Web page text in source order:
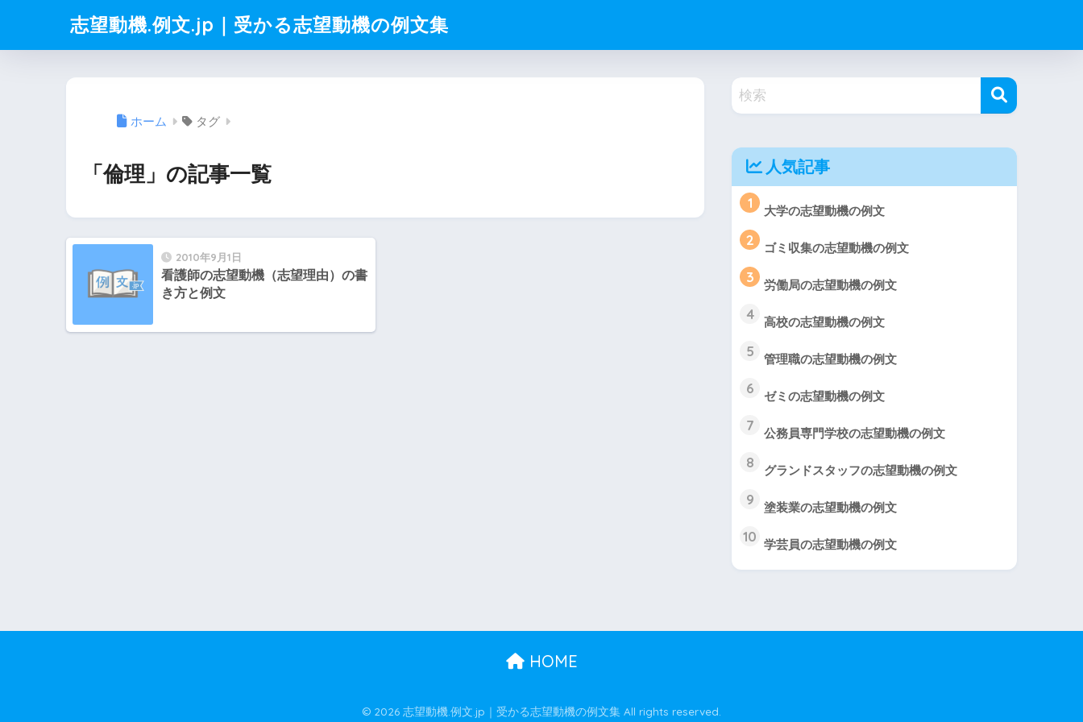
志望動機.例文.jp｜受かる志望動機の例文集
ホーム タグ
「倫理」の記事一覧
2010年9月1日
看護師の志望動機（志望理由）の書
き方と例文
人気記事
1 大学の志望動機の例文
2 ゴミ収集の志望動機の例文
3 労働局の志望動機の例文
4 高校の志望動機の例文
5 管理職の志望動機の例文
6 ゼミの志望動機の例文
7 公務員専門学校の志望動機の例文
8 グランドスタッフの志望動機の例文
9 塗装業の志望動機の例文
10 学芸員の志望動機の例文
HOME
© 2026 志望動機.例文.jp｜受かる志望動機の例文集 All rights reserved.